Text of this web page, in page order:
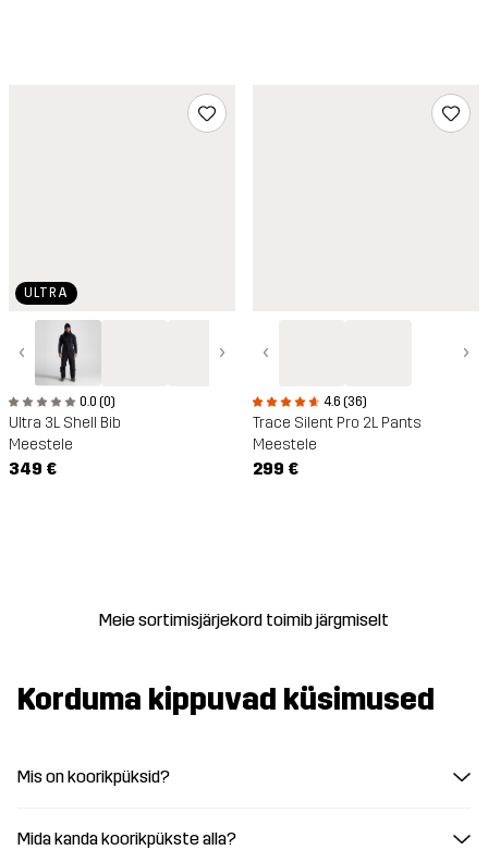
ULTRA
‹ ›
0.0 (0)
Ultra 3L Shell Bib
Meestele
349 €
‹ ›
4.6 (36)
Trace Silent Pro 2L Pants
Meestele
299 €
Meie sortimisjärjekord toimib järgmiselt
Korduma kippuvad küsimused
Mis on koorikpüksid?
Mida kanda koorikpükste alla?